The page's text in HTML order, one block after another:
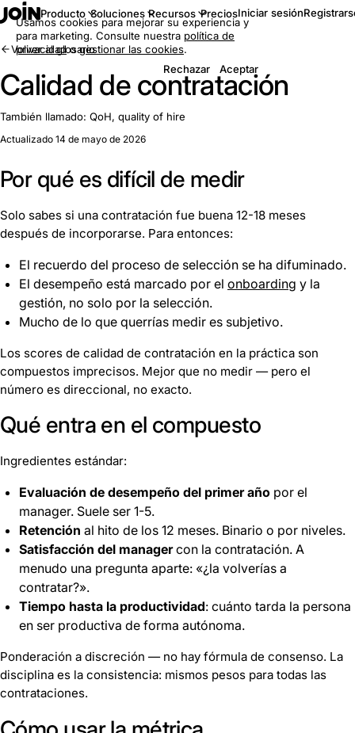
Producto Soluciones Recursos PreciosIniciar sesión
Volver al glosario
Calidad de contratación
También llamado: QoH, quality of hire
Actualizado 14 de mayo de 2026
Por qué es difícil de medir
Solo sabes si una contratación fue buena 12-18 meses
después de incorporarse. Para entonces:
El recuerdo del proceso de selección se ha difuminado.
El desempeño está marcado por el onboarding y la
gestión, no solo por la selección.
Mucho de lo que querrías medir es subjetivo.
Los scores de calidad de contratación en la práctica son
compuestos imprecisos. Mejor que no medir — pero el
número es direccional, no exacto.
Qué entra en el compuesto
Ingredientes estándar:
Evaluación de desempeño del primer año por el
manager. Suele ser 1-5.
Retención al hito de los 12 meses. Binario o por niveles.
Satisfacción del managercon la contratación. A
menudo una pregunta aparte: «¿la volverías a
contratar?».
Tiempo hasta la productividad: cuánto tarda la persona
en ser productiva de forma autónoma.
Ponderación a discreción — no hay fórmula de consenso. La
disciplina es la consistencia: mismos pesos para todas las
contrataciones.
Usamos cookies para mejorar su experiencia y
para marketing. Consulte nuestra política de
privacidadogestionar las cookies.
Rechazar
Aceptar